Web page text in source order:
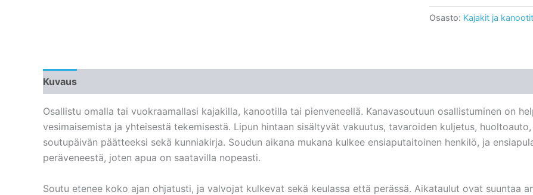
määrä
Osasto: Kajakit ja kanootit
Kuvaus
Osallistu omalla tai vuokraamallasi kajakilla, kanootilla tai pienveneellä. Kanavasoutuun osallistuminen on
vesimaisemista ja yhteisestä tekemisestä. Lipun hintaan sisältyvät vakuutus, tavaroiden kuljetus,
soutupäivän päätteeksi sekä kunniakirja. Soudun aikana mukana kulkee ensiaputaitoinen henkilö, ja
peräveneestä, joten apua on saatavilla nopeasti.
Soutu etenee koko ajan ohjatusti, ja valvojat kulkevat sekä keulassa että perässä. Aikataulut ovat suuntaa